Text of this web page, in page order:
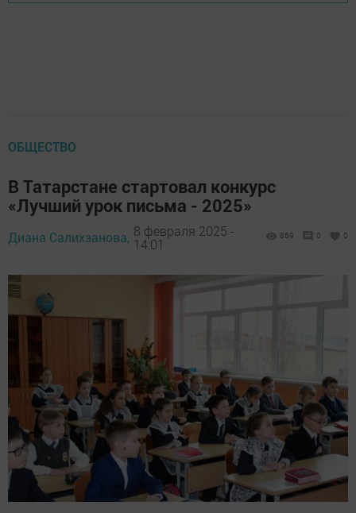
ОБЩЕСТВО
В Татарстане стартовал конкурс
«Лучший урок письма - 2025»
Диана Салихзанова, 8 февраля 2025 -
14:01
869 0 0